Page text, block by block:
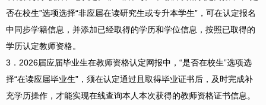
否在校生”选项选择“非应届在读研究生或专升本学生”，可在认定报名
中同步学籍信息，并添加已经取得的学历和学位信息，按照已取得的
学历认定教师资格。
3．2026届应届毕业生在教师资格认定网报中，“是否在校生”选项选
择“在读应届毕业生”，须在认定通过且取得毕业证书后，及时完成补
充学历操作，才能实现在线查询本人本次获得的教师资格证书信息。